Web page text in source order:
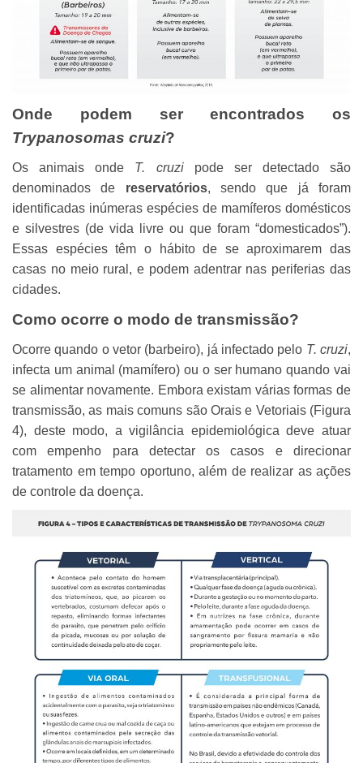
Onde podem ser encontrados os
Trypanosomas cruzi?
Os animais onde T. cruzipode ser detectado são
denominados de reservatórios, sendo que já foram
identificadas inúmeras espécies de mamíferos domésticos
e silvestres (de vida livre ou que foram “domesticados”).
Essas espécies têm o hábito de se aproximarem das
casas no meio rural, e podem adentrar nas periferias das
cidades.
Como ocorre o modo de transmissão?
Ocorre quando o vetor (barbeiro), já infectado pelo T. cruzi,
infecta um animal (mamífero) ou o ser humano quando vai
se alimentar novamente. Embora existam várias formas de
transmissão, as mais comuns são Orais e Vetoriais (Figura
4), deste modo, a vigilância epidemiológica deve atuar
com empenho para detectar os casos e direcionar
tratamento em tempo oportuno, além de realizar as ações
de controle da doença.